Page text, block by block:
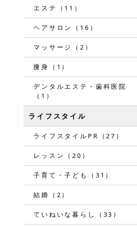
エステ（11）
ヘアサロン（16）
マッサージ（2）
痩身（1）
デンタルエステ・歯科医院
（1）
ライフスタイル
ライフスタイルPR（27）
レッスン（20）
子育て・子ども（31）
結婚（2）
ていねいな暮らし（33）